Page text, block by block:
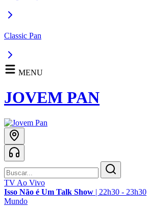
Classic Pan
MENU
JOVEM PAN
TV Ao Vivo
Isso Não é Um Talk Show | 22h30 - 23h30
Mundo